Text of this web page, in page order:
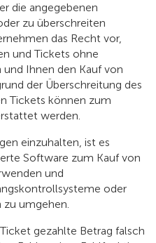
die angegebenen
zu überschreiten
das Recht vor,
und Tickets ohne
Ihnen den Kauf von
der Überschreitung des
Tickets können zum
werden.
einzuhalten, ist es
Software zum Kauf von
und
oder
umgehen.
gezahlte Betrag falsch